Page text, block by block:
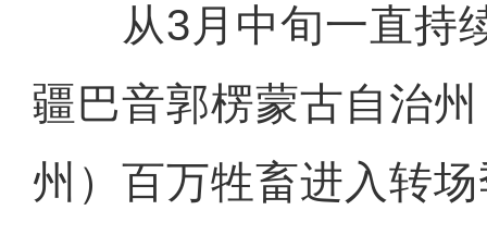
从3月中旬一直持
疆巴音郭楞蒙古自治
州）百万牲畜进入转